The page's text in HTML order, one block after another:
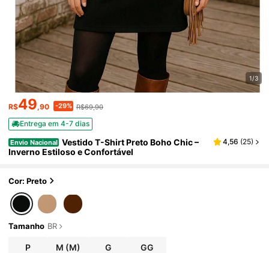
1/3
R$49,90 -29% R$69,90
Entrega em 4-7 dias
Envio Nacional Vestido T-Shirt Preto Boho Chic –
Inverno Estiloso e Confortável
4,56 (25)
Cor: Preto
Tamanho BR
P M (M) G GG